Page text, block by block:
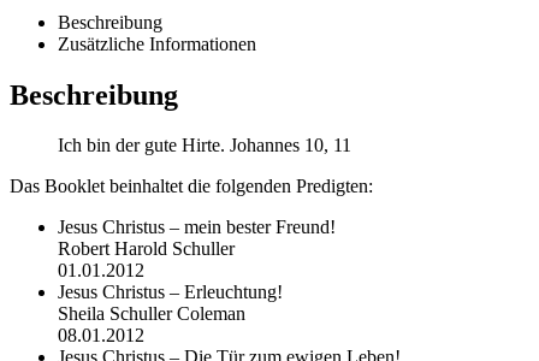
Beschreibung
Zusätzliche Informationen
Beschreibung
Ich bin der gute Hirte. Johannes 10, 11
Das Booklet beinhaltet die folgenden Predigten:
Jesus Christus – mein bester Freund!
Robert Harold Schuller
01.01.2012
Jesus Christus – Erleuchtung!
Sheila Schuller Coleman
08.01.2012